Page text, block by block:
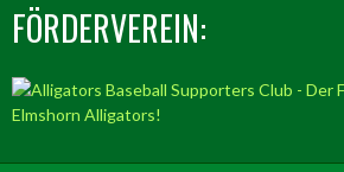
FÖRDERVEREIN: